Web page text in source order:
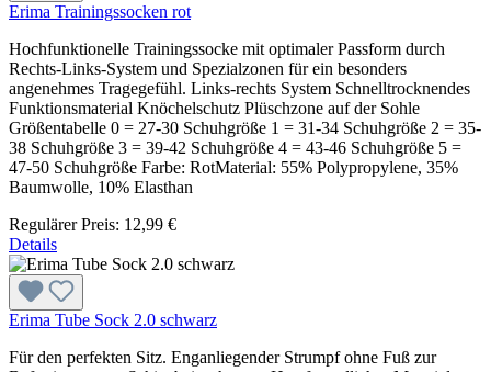
Erima Trainingssocken rot
Hochfunktionelle Trainingssocke mit optimaler Passform durch
Rechts-Links-System und Spezialzonen für ein besonders
angenehmes Tragegefühl. Links-rechts System Schnelltrocknendes
Funktionsmaterial Knöchelschutz Plüschzone auf der Sohle
Größentabelle 0 = 27-30 Schuhgröße 1 = 31-34 Schuhgröße 2 = 35-
38 Schuhgröße 3 = 39-42 Schuhgröße 4 = 43-46 Schuhgröße 5 =
47-50 Schuhgröße Farbe: RotMaterial: 55% Polypropylene, 35%
Baumwolle, 10% Elasthan
Regulärer Preis: 12,99 €
Details
Erima Tube Sock 2.0 schwarz
Für den perfekten Sitz. Enganliegender Strumpf ohne Fuß zur